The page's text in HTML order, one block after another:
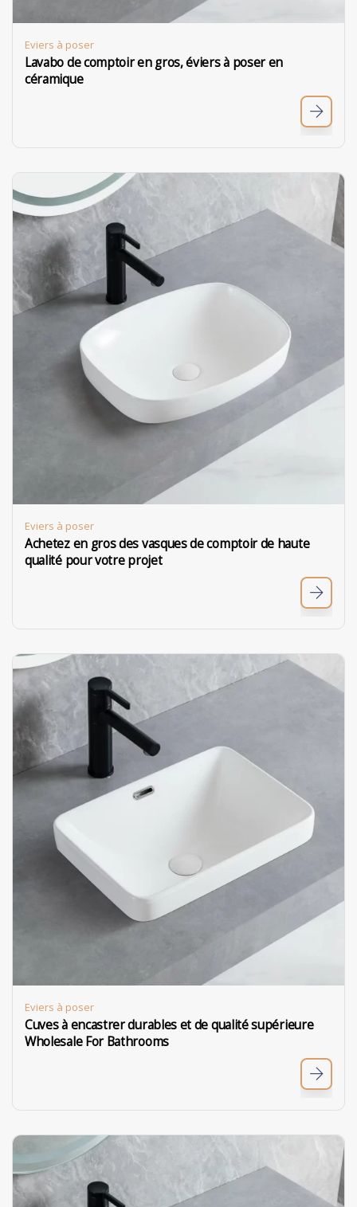
Eviers à poser
Lavabo de comptoir en gros, éviers à poser en
céramique
Eviers à poser
Achetez en gros des vasques de comptoir de haute
qualité pour votre projet
Eviers à poser
Cuves à encastrer durables et de qualité supérieure
Wholesale For Bathrooms